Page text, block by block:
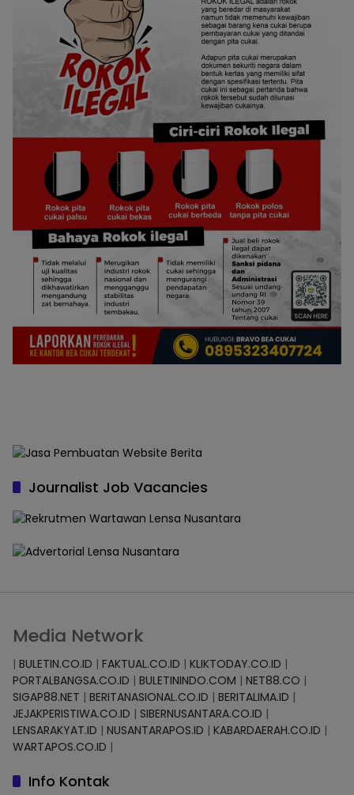
Journalist Job Vacancies
Media Network
| BULETIN.CO.ID | FAKTUAL.CO.ID | KLIKTODAY.CO.ID |
PORTALBANGSA.CO.ID | BULETININDO.COM | NET88.CO |
SIGAP88.NET | BERITANASIONAL.CO.ID | BERITALIMA.ID |
JEJAKPERISTIWA.CO.ID | SIBERNUSANTARA.CO.ID |
LENSARAKYAT.ID | NUSANTARAPOS.ID | KABARDAERAH.CO.ID |
WARTAPOS.CO.ID |
Info Kontak